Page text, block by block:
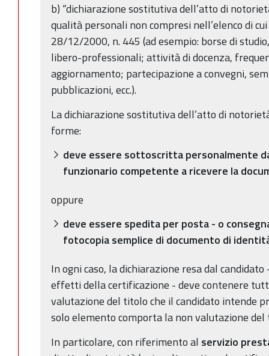
b) “dichiarazione sostitutiva dell’atto di
qualità personali non compresi nell’elenco di
28/12/2000, n. 445 (ad esempio: borse di
libero-professionali; attività di docenza,
aggiornamento; partecipazione a convegni,
pubblicazioni, ecc.).
La dichiarazione sostitutiva dell’atto di
forme:
deve essere sottoscritta personalmente
funzionario competente a ricevere la
oppure
deve essere spedita per posta - o
fotocopia semplice di documento di
In ogni caso, la dichiarazione resa dal
effetti della certificazione - deve contenere
valutazione del titolo che il candidato intende
solo elemento comporta la non valutazione
In particolare, con riferimento al servizio